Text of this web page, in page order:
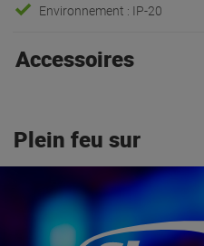
Environnement : IP-20
Accessoires
Plein feu sur